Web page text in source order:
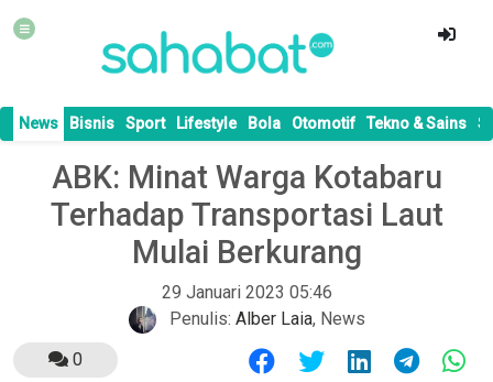
News Bisnis Sport Lifestyle Bola Otomotif Tekno & Sains
ABK: Minat Warga Kotabaru
Terhadap Transportasi Laut
Mulai Berkurang
29 Januari 2023 05:46
Penulis: Alber Laia, News
0